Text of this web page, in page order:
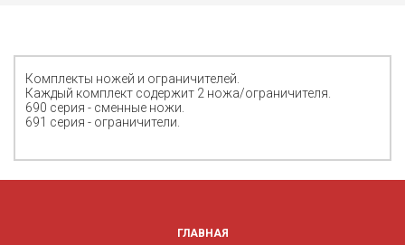
Комплекты ножей и ограничителей.
Каждый комплект содержит 2 ножа/ограничителя.
690 серия - сменные ножи.
691 серия - ограничители.
ГЛАВНАЯ